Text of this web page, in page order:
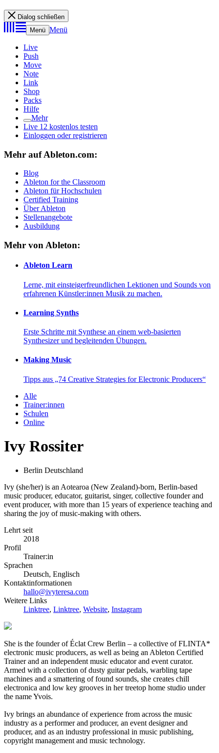
Dialog schließen
Menü Menü
Live
Push
Move
Note
Link
Shop
Packs
Hilfe
Mehr
Live 12 kostenlos testen
Einloggen oder registrieren
Mehr auf Ableton.com:
Blog
Ableton for the Classroom
Ableton für Hochschulen
Certified Training
Über Ableton
Stellenangebote
Ausbildung
Mehr von Ableton:
Ableton Learn
Lerne, mit einsteigerfreundlichen Lektionen und Sounds von
erfahrenen Künstler:innen Musik zu machen.
Learning Synths
Erste Schritte mit Synthese an einem web-basierten
Synthesizer und begleitenden Übungen.
Making Music
Tipps aus „74 Creative Strategies for Electronic Producers“
Alle
Trainer:innen
Schulen
Online
Ivy Rossiter
Berlin Deutschland
Ivy (she/her) is an Aotearoa (New Zealand)-born, Berlin-based
music producer, educator, guitarist, singer, collective founder and
event producer, with more than 15 years of experience teaching and
sharing the joy of music-making with others.
Lehrt seit
2018
Profil
Trainer:in
Sprachen
Deutsch, Englisch
Kontaktinformationen
hallo@ivyteresa.com
Weitere Links
Linktree, Linktree, Website, Instagram
She is the founder of Éclat Crew Berlin – a collective of FLINTA*
electronic music producers, as well as being an Ableton Certified
Trainer and an independent music educator and event curator.
Armed with a collection of dusty guitar pedals, warbling tape
machines and a smattering of found sounds, she creates chill
electronica and low key grooves in her treetop home studio under
the name Yvois.
Ivy brings an abundance of experience from across the music
industry as a performer and producer, an event designer and
producer, and as an industry professional in music publishing,
copyright management and music technology.